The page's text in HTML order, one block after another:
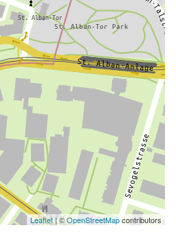
Leaflet| ©OpenStreetMapcontributors